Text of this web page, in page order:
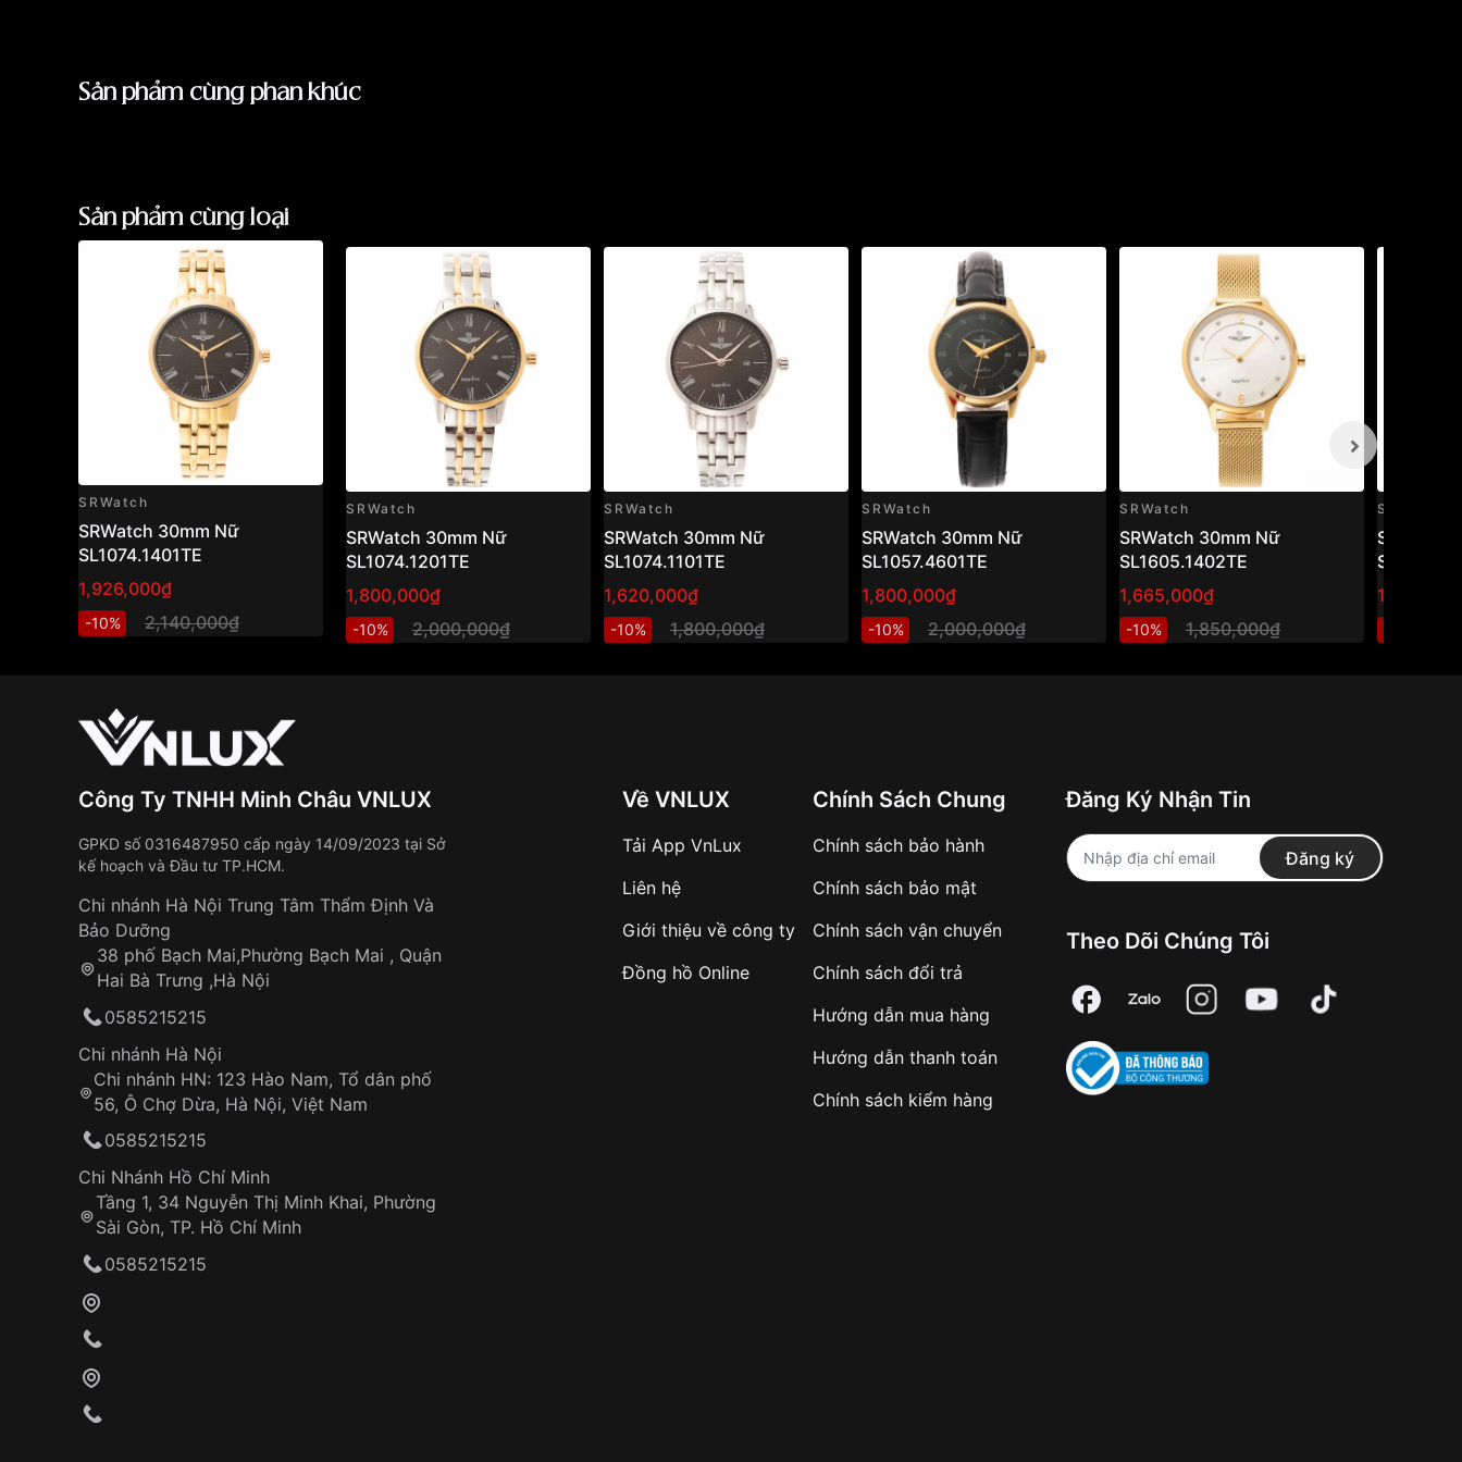
Sản phẩm cùng phân khúc
Sản phẩm cùng loại
SRWatch
SRWatch 30mm Nữ
SL1074.1401TE
1,926,000₫
-10% 2,140,000₫
SRWatch
SRWatch 30mm Nữ
SL1074.1201TE
1,800,000₫
-10% 2,000,000₫
SRWatch
SRWatch 30mm Nữ
SL1074.1101TE
1,620,000₫
-10% 1,800,000₫
SRWatch
SRWatch 30mm Nữ
SL1057.4601TE
1,800,000₫
-10% 2,000,000₫
SRWatch
SRWatch 30mm Nữ
SL1605.1402TE
1,665,000₫
-10% 1,850,000₫
SRWatch
SRWatch
Công Ty TNHH Minh Châu VNLUX
GPKD số 0316487950 cấp ngày 14/09/2023 tại Sở
kế hoạch và Đầu tư TP.HCM.
Chi nhánh Hà Nội Trung Tâm Thẩm Định Và
Bảo Dưỡng
38 phố Bạch Mai,Phường Bạch Mai , Quận
Hai Bà Trưng ,Hà Nội
0585215215
Chi nhánh Hà Nội
Chi nhánh HN: 123 Hào Nam, Tổ dân phố
56, Ô Chợ Dừa, Hà Nội, Việt Nam
0585215215
Chi Nhánh Hồ Chí Minh
Tầng 1, 34 Nguyễn Thị Minh Khai, Phường
Sài Gòn, TP. Hồ Chí Minh
0585215215
Về VNLUX
Tải App VnLux
Liên hệ
Giới thiệu về công ty
Đồng hồ Online
Chính Sách Chung
Chính sách bảo hành
Chính sách bảo mật
Chính sách vận chuyển
Chính sách đổi trả
Hướng dẫn mua hàng
Hướng dẫn thanh toán
Chính sách kiểm hàng
Đăng Ký Nhận Tin
Đăng ký
Theo Dõi Chúng Tôi